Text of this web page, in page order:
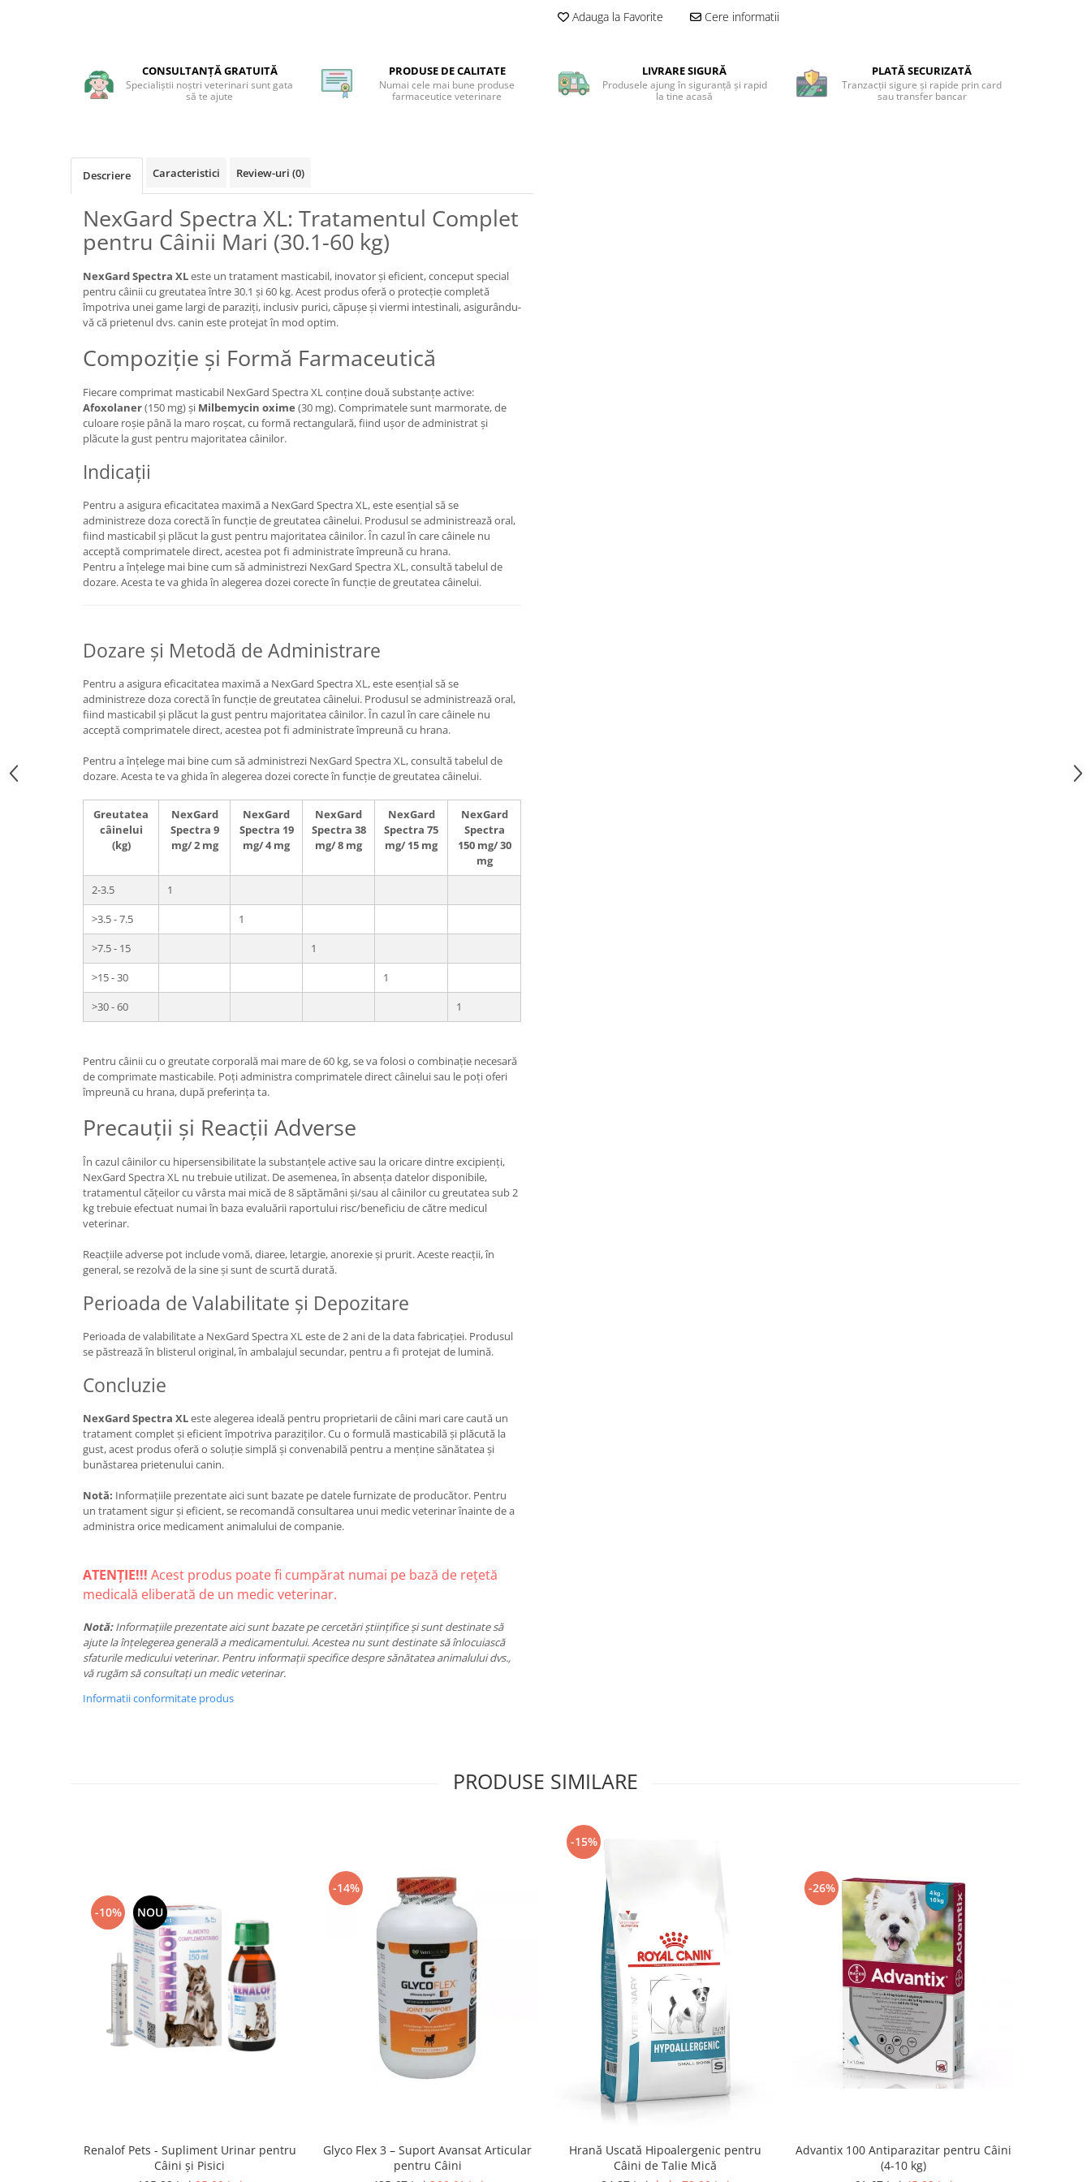
Adauga la Favorite Cere informatii
CONSULTANȚĂ GRATUITĂ
Specialiștii noștri veterinari sunt gata
să te ajute
PRODUSE DE CALITATE
Numai cele mai bune produse
farmaceutice veterinare
LIVRARE SIGURĂ
Produsele ajung în siguranță și rapid
la tine acasă
PLATĂ SECURIZATĂ
Tranzacții sigure și rapide prin card
sau transfer bancar
Descriere Caracteristici Review-uri (0)
NexGard Spectra XL: Tratamentul Complet
pentru Câinii Mari (30.1-60 kg)
NexGard Spectra XLeste un tratament masticabil, inovator și eficient, conceput special
pentru câinii cu greutatea între 30.1 și 60 kg. Acest produs oferă o protecție completă
împotriva unei game largi de paraziți, inclusiv purici, căpușe și viermi intestinali, asigurându-
vă că prietenul dvs. canin este protejat în mod optim.
Compoziție și Formă Farmaceutică
Fiecare comprimat masticabil NexGard Spectra XL conține două substanțe active:
Afoxolaner(150 mg) și Milbemycin oxime (30 mg). Comprimatele sunt marmorate, de
culoare roșie până la maro roșcat, cu formă rectangulară, fiind ușor de administrat și
plăcute la gust pentru majoritatea câinilor.
Indicații
Pentru a asigura eficacitatea maximă a NexGard Spectra XL, este esențial să se
administreze doza corectă în funcție de greutatea câinelui. Produsul se administrează oral,
fiind masticabil și plăcut la gust pentru majoritatea câinilor. În cazul în care câinele nu
acceptă comprimatele direct, acestea pot fi administrate împreună cu hrana.
Pentru a înțelege mai bine cum să administrezi NexGard Spectra XL, consultă tabelul de
dozare. Acesta te va ghida în alegerea dozei corecte în funcție de greutatea câinelui.
Dozare și Metodă de Administrare
Pentru a asigura eficacitatea maximă a NexGard Spectra XL, este esențial să se
administreze doza corectă în funcție de greutatea câinelui. Produsul se administrează oral,
fiind masticabil și plăcut la gust pentru majoritatea câinilor. În cazul în care câinele nu
acceptă comprimatele direct, acestea pot fi administrate împreună cu hrana.
Pentru a înțelege mai bine cum să administrezi NexGard Spectra XL, consultă tabelul de
dozare. Acesta te va ghida în alegerea dozei corecte în funcție de greutatea câinelui.
Greutatea
câinelui
(kg)
NexGard
Spectra 9
mg/ 2 mg
NexGard
Spectra 19
mg/ 4 mg
NexGard
Spectra 38
mg/ 8 mg
NexGard
Spectra 75
mg/ 15 mg
NexGard
Spectra
150 mg/ 30
mg
2-3.5
1
>3.5 - 7.5
1
>7.5 - 15
1
>15 - 30
1
>30 - 60
1
Pentru câinii cu o greutate corporală mai mare de 60 kg, se va folosi o combinație necesară
de comprimate masticabile. Poți administra comprimatele direct câinelui sau le poți oferi
împreună cu hrana, după preferința ta.
Precauții și Reacții Adverse
În cazul câinilor cu hipersensibilitate la substanțele active sau la oricare dintre excipienți,
NexGard Spectra XL nu trebuie utilizat. De asemenea, în absența datelor disponibile,
tratamentul cățeilor cu vârsta mai mică de 8 săptămâni și/sau al câinilor cu greutatea sub 2
kg trebuie efectuat numai în baza evaluării raportului risc/beneficiu de către medicul
veterinar.
Reacțiile adverse pot include vomă, diaree, letargie, anorexie și prurit. Aceste reacții, în
general, se rezolvă de la sine și sunt de scurtă durată.
Perioada de Valabilitate și Depozitare
Perioada de valabilitate a NexGard Spectra XL este de 2 ani de la data fabricației. Produsul
se păstrează în blisterul original, în ambalajul secundar, pentru a fi protejat de lumină.
Concluzie
NexGard Spectra XLeste alegerea ideală pentru proprietarii de câini mari care caută un
tratament complet și eficient împotriva paraziților. Cu o formulă masticabilă și plăcută la
gust, acest produs oferă o soluție simplă și convenabilă pentru a menține sănătatea și
bunăstarea prietenului canin.
Notă: Informațiile prezentate aici sunt bazate pe datele furnizate de producător. Pentru
un tratament sigur și eficient, se recomandă consultarea unui medic veterinar înainte de a
administra orice medicament animalului de companie.
ATENȚIE!!! Acest produs poate fi cumpărat numai pe bază de rețetă
medicală eliberată de un medic veterinar.
Notă:Informațiile prezentate aici sunt bazate pe cercetări științifice și sunt destinate să
ajute la înțelegerea generală a medicamentului. Acestea nu sunt destinate să înlocuiască
sfaturile medicului veterinar. Pentru informații specifice despre sănătatea animalului dvs.,
vă rugăm să consultați un medic veterinar.
Informatii conformitate produs
PRODUSE SIMILARE
-10% NOU
Renalof Pets - Supliment Urinar pentru
Câini și Pisici
-14%
Glyco Flex 3 – Suport Avansat Articular
pentru Câini
-15%
Hrană Uscată Hipoalergenic pentru
Câini de Talie Mică
-26%
Advantix 100 Antiparazitar pentru Câini
(4-10 kg)